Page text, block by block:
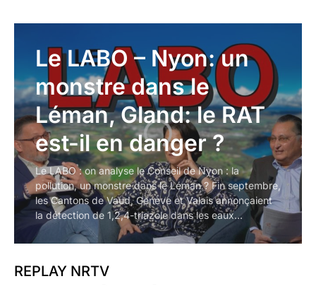
Le LABO – Nyon: un
monstre dans le
Léman, Gland: le RAT
est-il en danger ?
Le LABO : on analyse le Conseil de Nyon : la
pollution, un monstre dans le Léman ? Fin septembre,
les Cantons de Vaud, Genève et Valais annonçaient
la détection de 1,2,4-triazole dans les eaux…
REPLAY NRTV